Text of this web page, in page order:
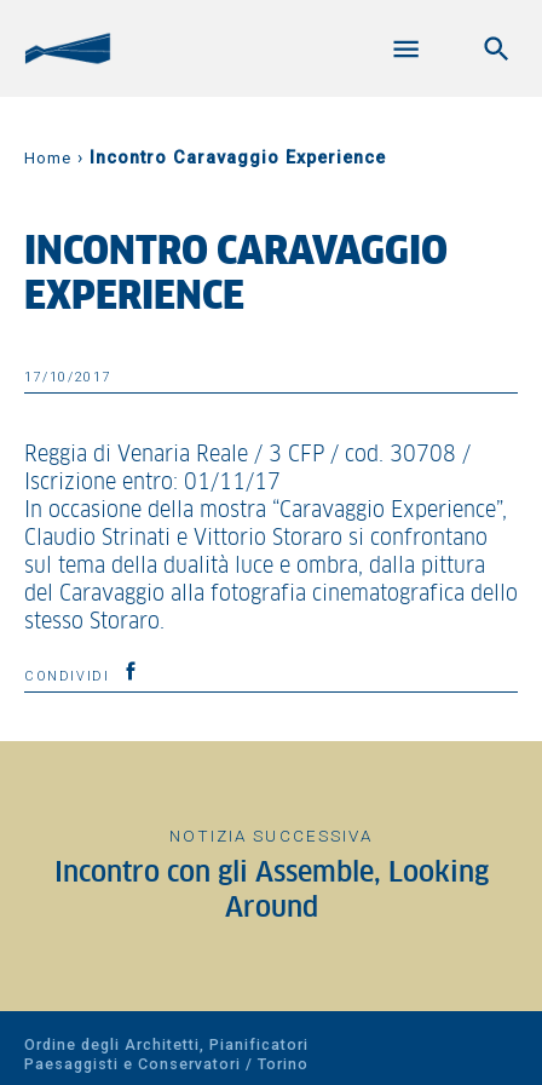
Home › Incontro Caravaggio Experience
INCONTRO CARAVAGGIO
EXPERIENCE
17/10/2017
Reggia di Venaria Reale / 3 CFP / cod. 30708 /
Iscrizione entro: 01/11/17
In occasione della mostra “Caravaggio Experience”,
Claudio Strinati e Vittorio Storaro si confrontano
sul tema della dualità luce e ombra, dalla pittura
del Caravaggio alla fotografia cinematografica dello
stesso Storaro.
CONDIVIDI
NOTIZIA SUCCESSIVA
Incontro con gli Assemble, Looking
Around
Ordine degli Architetti, Pianificatori
Paesaggisti e Conservatori / Torino